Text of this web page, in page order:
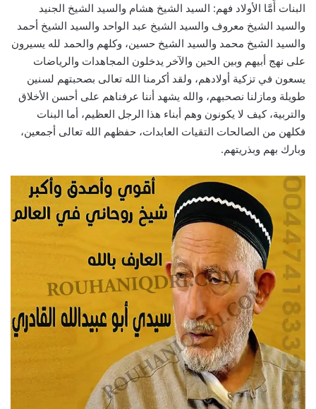
البنات أَمَّا الأولاد فهم: السيد الشيخ هشام والسيد الشيخ الجنيد
والسيد الشيخ معروف والسيد الشيخ عبد الواحد والسيد الشيخ أحمد
والسيد الشيخ محمد والسيد الشيخ حسين، وكلهم والحمد لله يسيرون
على نهج أبيهم وبين الحين والآخر يدخلون المجاهدات والرياضات
يسعون في تزكية أولادهم، ولقد أكرمنا الله تعالى بصحبتهم لسنين
طويلة ومازلنا نصحبهم، والله يشهد أننا عرفناهم على أحسن الأخلاق
والتربية، كيف لا يكونون وهم أبناء هذا الرجل العظيم، أما البنات
فكلهن من الصالحات التقيات العابدات، حفظهم الله تعالى أجمعين،
وبارك بهم وبذريتهم.